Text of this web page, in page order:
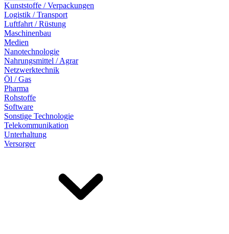
Kunststoffe / Verpackungen
Logistik / Transport
Luftfahrt / Rüstung
Maschinenbau
Medien
Nanotechnologie
Nahrungsmittel / Agrar
Netzwerktechnik
Öl / Gas
Pharma
Rohstoffe
Software
Sonstige Technologie
Telekommunikation
Unterhaltung
Versorger